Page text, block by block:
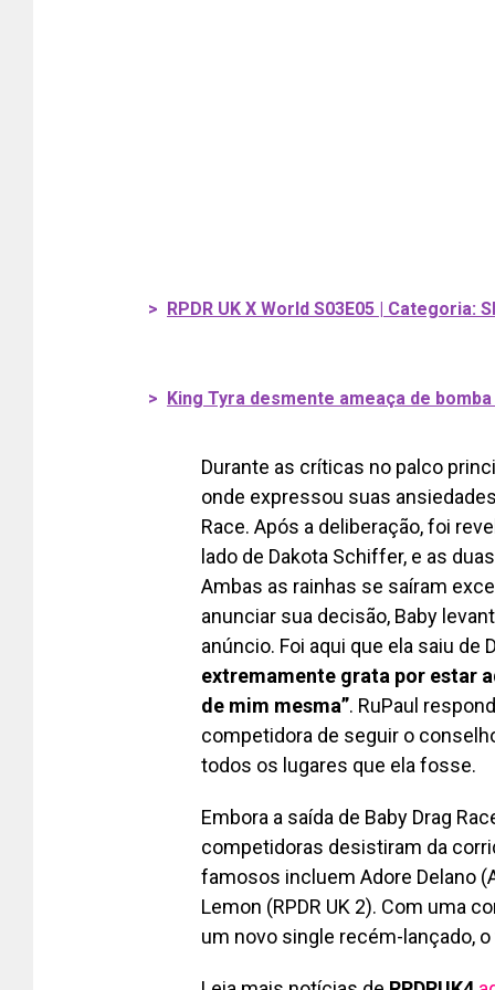
> RPDR UK X World S03E05 | Categoria:
> King Tyra desmente ameaça de
Durante as críticas no palco
onde expressou suas
Race. Após a deliberação, foi
lado de Dakota Schiffer, e as
Ambas as rainhas se saíram
anunciar sua decisão, Baby
anúncio. Foi aqui que ela saiu de
extremamente grata por estar
de mim mesma”. RuPaul
competidora de seguir o
todos os lugares que ela fosse.
Embora a saída de Baby Drag
competidoras desistiram da
famosos incluem Adore Delano
Lemon (RPDR UK 2). Com uma
um novo single recém-lançado,